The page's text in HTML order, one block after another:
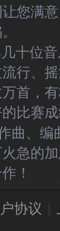
您满
位音
行、
首，
比赛
、编
急的
！
协议